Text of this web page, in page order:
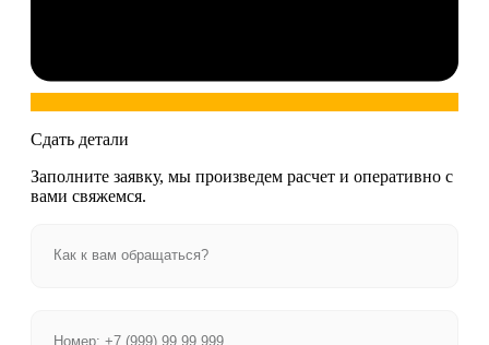
Сдать детали
Заполните заявку, мы произведем расчет и оперативно с
вами свяжемся.